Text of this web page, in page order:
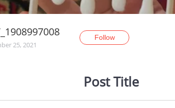
25, 2021
Follow
Post Title